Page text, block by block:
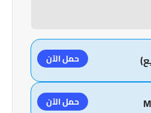
حمل الآن
حمل الآن